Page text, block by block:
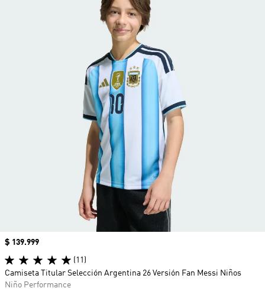
Precio
$ 139.999
(11)
Camiseta Titular Selección Argentina 26 Versión Fan Messi Niños
Niño Performance